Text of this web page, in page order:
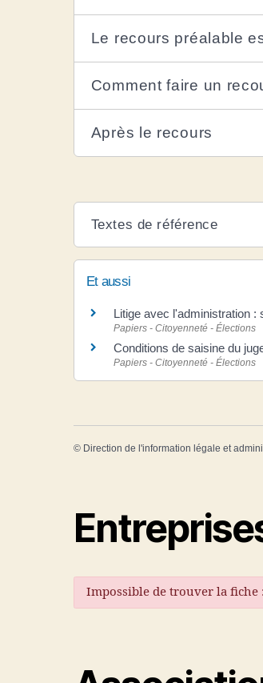
Le recours préalable
Comment faire un
Après le recours
Textes de référence
Et aussi
Litige avec l'administration :
Papiers - Citoyenneté - Élections
Conditions de saisine du
Papiers - Citoyenneté - Élections
© Direction de l'information légale et
Impossible de trouver la fiche